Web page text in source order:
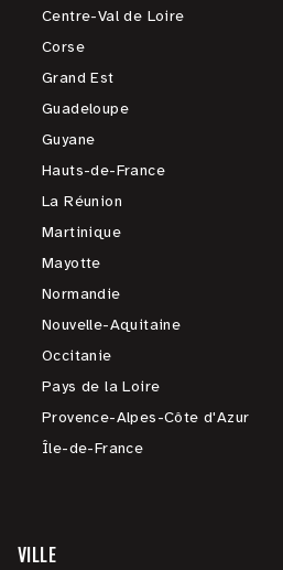
Centre-Val de Loire
Corse
Grand Est
Guadeloupe
Guyane
Hauts-de-France
La Réunion
Martinique
Mayotte
Normandie
Nouvelle-Aquitaine
Occitanie
Pays de la Loire
Provence-Alpes-Côte d'Azur
Île-de-France
VILLE